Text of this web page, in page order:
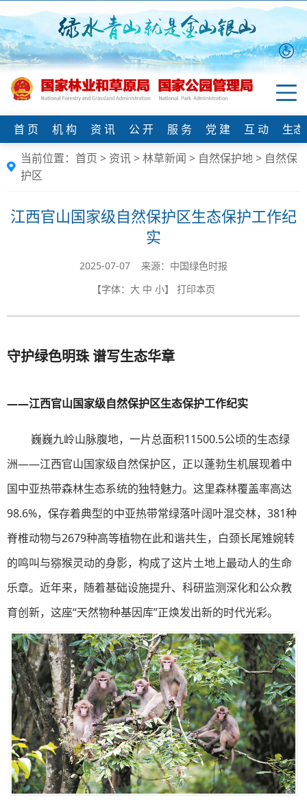
首 页 机 构 资 讯 公 开 服 务 党 建 互 动
生
当前位置： 首页 > 资讯>林草新闻 > 自然保护地> 自然保
护区
江西官山国家级自然保护区生态保护工作纪
实
2025-07-07 来源：中国绿色时报
【字体： 大 中 小】 打印本页
守护绿色明珠 谱写生态华章
——江西官山国家级自然保护区生态保护工作纪实
巍巍九岭山脉腹地，一片总面积11500.5公顷的生态绿
洲——江西官山国家级自然保护区，正以蓬勃生机展现着中
国中亚热带森林生态系统的独特魅力。这里森林覆盖率高达
98.6%，保存着典型的中亚热带常绿落叶阔叶混交林，381种
脊椎动物与2679种高等植物在此和谐共生，白颈长尾雉婉转
的鸣叫与猕猴灵动的身影，构成了这片土地上最动人的生命
乐章。近年来，随着基础设施提升、科研监测深化和公众教
育创新，这座“天然物种基因库”正焕发出新的时代光彩。